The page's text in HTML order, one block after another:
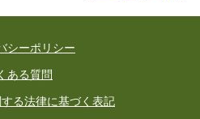
シーポリシー
ある質問
る法律に基づく表記